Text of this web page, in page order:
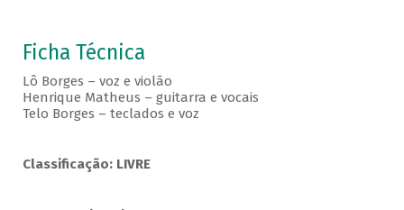
Ficha Técnica
Lô Borges – voz e violão
Henrique Matheus – guitarra e vocais
Telo Borges – teclados e voz
Classificação: LIVRE